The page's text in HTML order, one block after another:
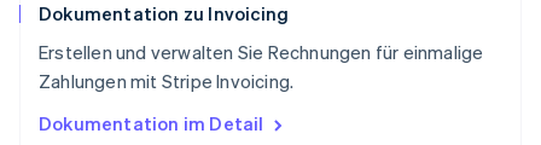
Dokumentation zu Invoicing
Erstellen und verwalten Sie Rechnungen für einmalige
Zahlungen mit Stripe Invoicing.
Dokumentation im Detail
Thailand
Tschechische Republik
English
English